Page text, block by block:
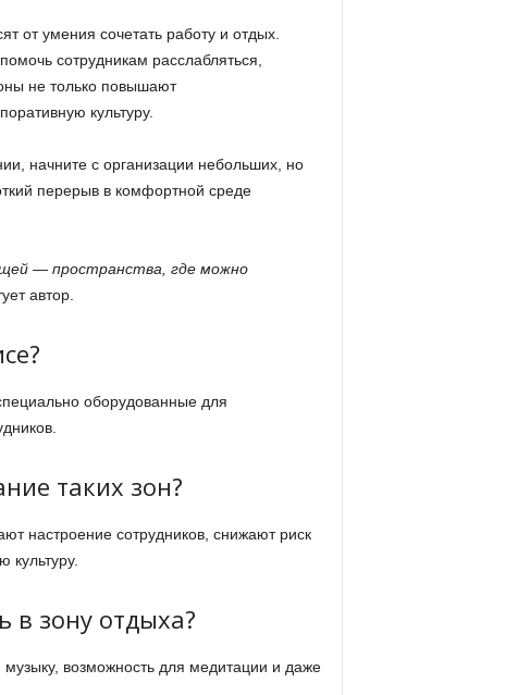
от умения сочетать работу и отдых.
сотрудникам расслабляться,
не только повышают
культуру.
начните с организации небольших, но
перерыв в комфортной среде
— пространства, где можно
автор.
оборудованные для
таких зон?
настроение сотрудников, снижают риск
культуру.
в зону отдыха?
возможность для медитации и даже